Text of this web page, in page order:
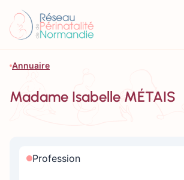
Annuaire
Madame Isabelle MÉTAIS
Profession